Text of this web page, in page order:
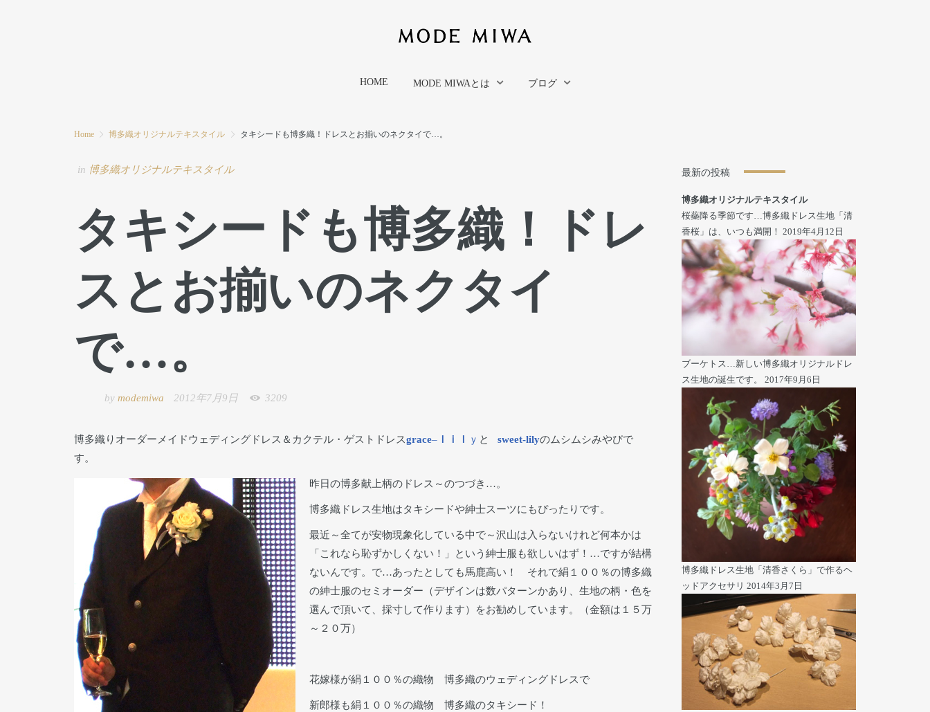
HOME MODE MIWAとは ブログ
Home 博多織オリジナルテキスタイル タキシードも博多織！ドレスとお揃いのネクタイで…。
in 博多織オリジナルテキスタイル
タキシードも博多織！ドレ
スとお揃いのネクタイ
で…。
by modemiwa 2012年7月9日 3209
博多織りオーダーメイドウェディングドレス＆カクテル・ゲストドレスgrace– ｌｉｌ ｙ と sweet-lilyのムシムシみやびで
す。
昨日の博多献上柄のドレス～のつづき…。
博多織ドレス生地はタキシードや紳士スーツにもぴったりです。
最近～全てが安物現象化している中で～沢山は入らないけれど何本かは
「これなら恥ずかしくない！」という紳士服も欲しいはず！…ですが結構
ないんです。で…あったとしても馬鹿高い！ それで絹１００％の博多織
の紳士服のセミオーダー（デザインは数パターンかあり、生地の柄・色を
選んで頂いて、採寸して作ります）をお勧めしています。（金額は１５万
～２０万）
花嫁様が絹１００％の織物 博多織のウェディングドレスで
新郎様も絹１００％の織物 博多織のタキシード！
最新の投稿
博多織オリジナルテキスタイル
桜蘂降る季節です…博多織ドレス生地「清
香桜」は、いつも満開！ 2019年4月12日
ブーケトス…新しい博多織オリジナルドレ
ス生地の誕生です。
2017年9月6日
博多織ドレス生地「清香さくら」で作るヘ
ッドアクセサリ 2014年3月7日